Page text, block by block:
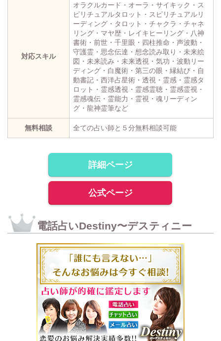
対応スキル
オラクルカード・オーラ・サイキック・ス
ピリチュアルタロット・スピリチュアルリ
ーディング・タロット・チャクラ・チャネ
リング・マヤ歴・レイキヒーリング・八神
書術・前世・千里眼・四柱推命・声波動・
守護霊・思念伝達・想念読み取り・未来絵
図・未来読み・未来透視・気功・波動リー
ディング・白魔術・第三の眼・縁結び・自
動書記・西洋占星術・透視・霊感・霊感タ
ロット・霊感透視・霊感霊聴・霊感霊視・
霊感魂伝・霊能力・霊視・魂リーディン
グ・龍神霊筆など
無料相談 全ての占い師と５分無料相談可能
詳細ページ
公式ページ
電話占いDestiny〜デスティニー